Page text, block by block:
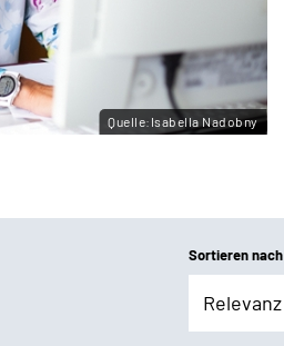
Quelle:Isabella Nadobny
Sortieren nach
Relevanz